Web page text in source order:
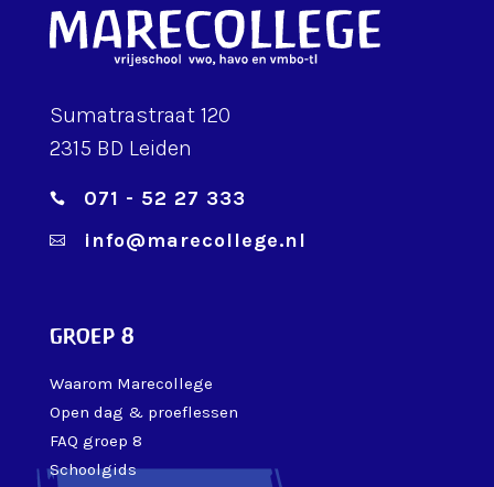
Sumatrastraat 120
2315 BD Leiden
 071 - 52 27 333
 info@marecollege.nl
groep 8
Waarom Marecollege
Open dag & proeflessen
FAQ groep 8
Schoolgids